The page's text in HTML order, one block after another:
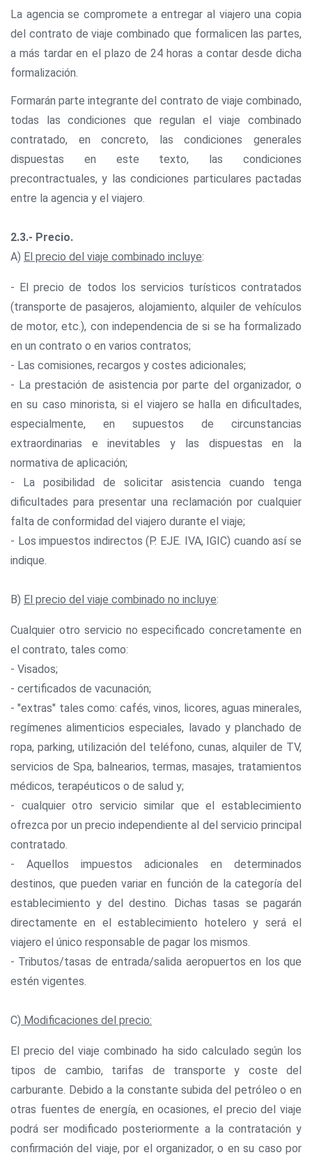
La agencia se compromete a entregar al viajero una copia
del contrato de viaje combinado que formalicen las partes,
a más tardar en el plazo de 24 horas a contar desde dicha
formalización.
Formarán parte integrante del contrato de viaje combinado,
todas las condiciones que regulan el viaje combinado
contratado, en concreto, las condiciones generales
dispuestas en este texto, las condiciones
precontractuales, y las condiciones particulares pactadas
entre la agencia y el viajero.
2.3.- Precio.
A) El precio del viaje combinado incluye:
- El precio de todos los servicios turísticos contratados
(transporte de pasajeros, alojamiento, alquiler de vehículos
de motor, etc.), con independencia de si se ha formalizado
en un contrato o en varios contratos;
- Las comisiones, recargos y costes adicionales;
- La prestación de asistencia por parte del organizador, o
en su caso minorista, si el viajero se halla en dificultades,
especialmente, en supuestos de circunstancias
extraordinarias e inevitables y las dispuestas en la
normativa de aplicación;
- La posibilidad de solicitar asistencia cuando tenga
dificultades para presentar una reclamación por cualquier
falta de conformidad del viajero durante el viaje;
- Los impuestos indirectos (P. EJE. IVA, IGIC) cuando así se
indique.
B) El precio del viaje combinado no incluye:
Cualquier otro servicio no especificado concretamente en
el contrato, tales como:
- Visados;
- certificados de vacunación;
- "extras" tales como: cafés, vinos, licores, aguas minerales,
regímenes alimenticios especiales, lavado y planchado de
ropa, parking, utilización del teléfono, cunas, alquiler de TV,
servicios de Spa, balnearios, termas, masajes, tratamientos
médicos, terapéuticos o de salud y;
- cualquier otro servicio similar que el establecimiento
ofrezca por un precio independiente al del servicio principal
contratado.
- Aquellos impuestos adicionales en determinados
destinos, que pueden variar en función de la categoría del
establecimiento y del destino. Dichas tasas se pagarán
directamente en el establecimiento hotelero y será el
viajero el único responsable de pagar los mismos.
- Tributos/tasas de entrada/salida aeropuertos en los que
estén vigentes.
C) Modificaciones del precio:
El precio del viaje combinado ha sido calculado según los
tipos de cambio, tarifas de transporte y coste del
carburante. Debido a la constante subida del petróleo o en
otras fuentes de energía, en ocasiones, el precio del viaje
podrá ser modificado posteriormente a la contratación y
confirmación del viaje, por el organizador, o en su caso por